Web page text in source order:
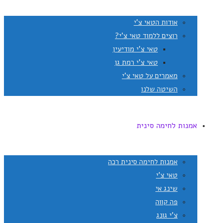
אודות הטאי צ'י
רוצים ללמוד טאי צ'י?
טאי צ'י מודיעין
טאי צ'י רמת גן
מאמרים על טאי צ'י
השיטה שלנו
אמנות לחימה סינית
אמנות לחימה סינית רכה
טאי צ'י
שינג אי
פה קווה
צ'י גונג